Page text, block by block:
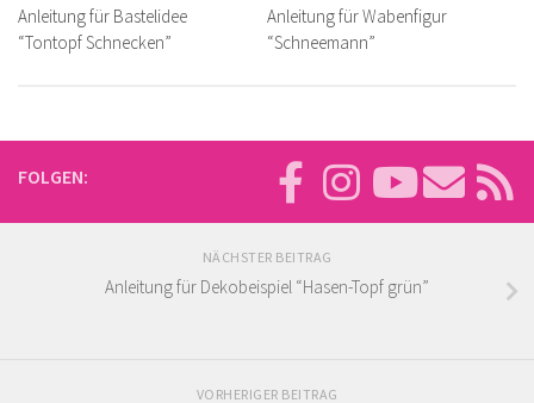
Anleitung für Bastelidee
“Tontopf Schnecken”
Anleitung für Wabenfigur
“Schneemann”
FOLGEN:
NÄCHSTER BEITRAG
Anleitung für Dekobeispiel “Hasen-Topf grün”
VORHERIGER BEITRAG